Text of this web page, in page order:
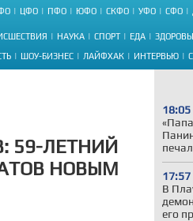
ЦФО ПФО ЮФО СКФО УФО СФО
НАУКА СПОРТ ЕДА
ШОУ-БИЗНЕС ЛАЙФХАК ИНТЕРВЬЮ
18:05
17:57
В
его
59-ЛЕТНИЙ
НОВЫМ